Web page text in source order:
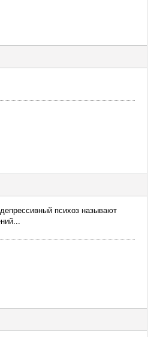
психоз называют